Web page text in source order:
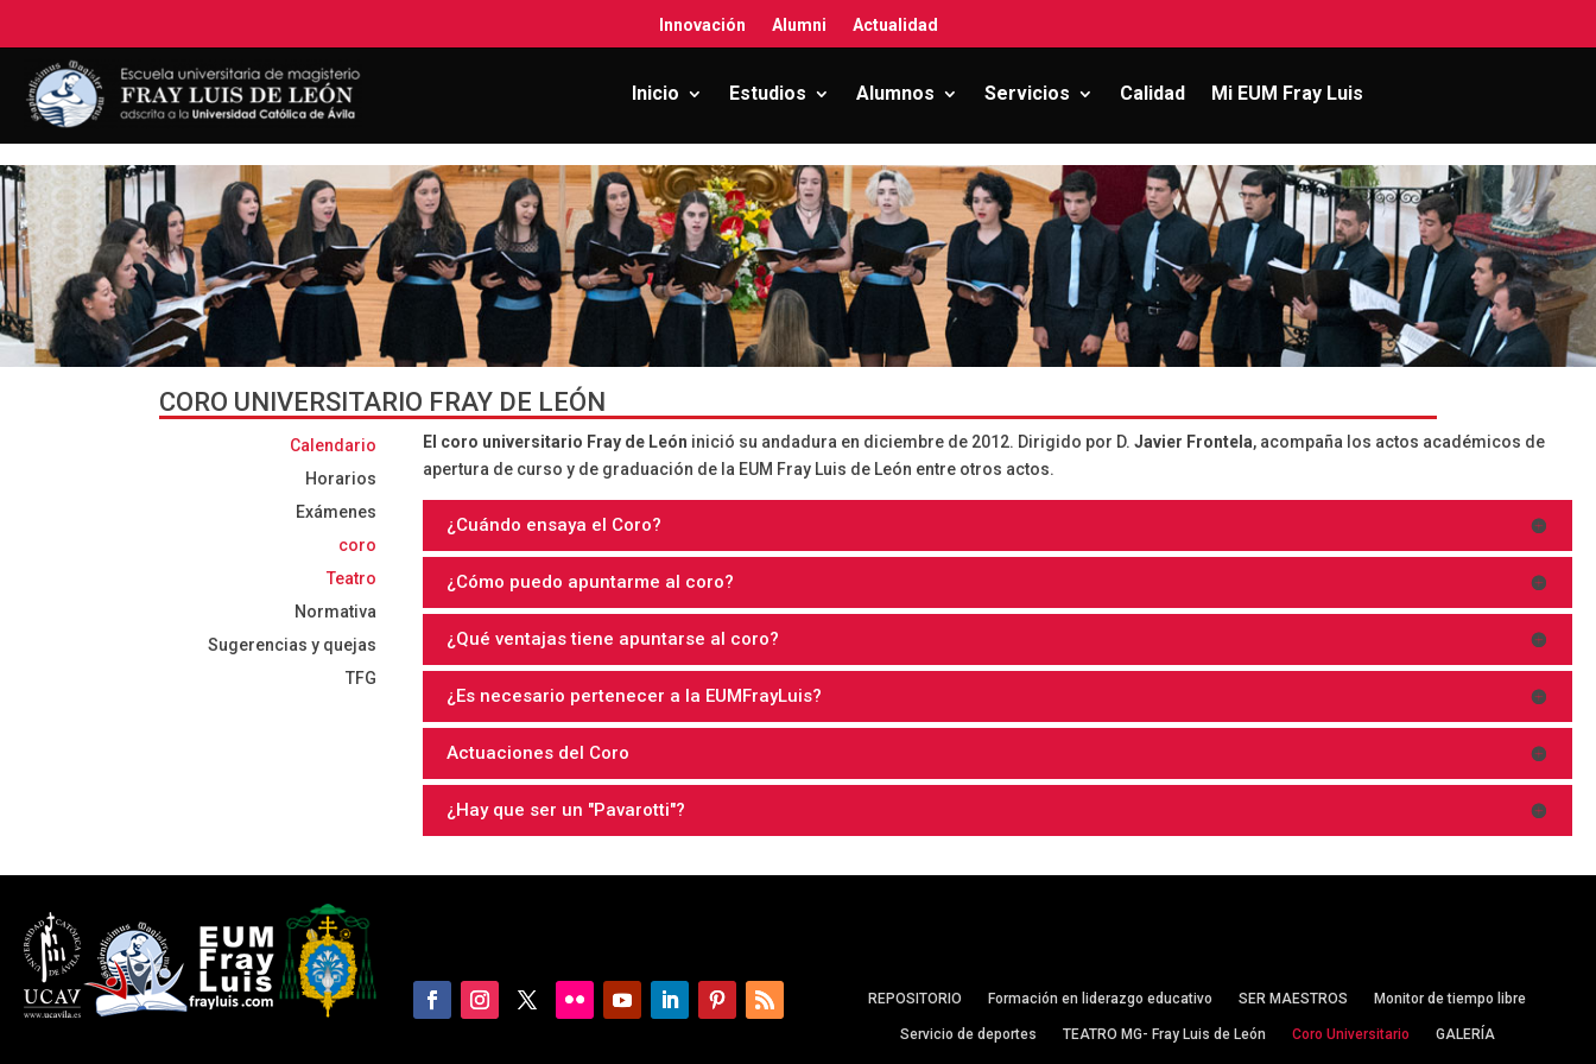
Innovación Alumni Actualidad
Inicio Estudios Alumnos Servicios Calidad Mi EUM Fray Luis
CORO UNIVERSITARIO FRAY DE LEÓN
Calendario
Horarios
Exámenes
coro
Teatro
Normativa
Sugerencias y quejas
TFG
El coro universitario Fray de León inició su andadura en diciembre de 2012. Dirigido por D. Javier Frontela, acompaña los actos académicos de
apertura de curso y de graduación de la EUM Fray Luis de León entre otros actos.
¿Cuándo ensaya el Coro?
¿Cómo puedo apuntarme al coro?
¿Qué ventajas tiene apuntarse al coro?
¿Es necesario pertenecer a la EUMFrayLuis?
Actuaciones del Coro
¿Hay que ser un "Pavarotti"?
REPOSITORIO Formación en liderazgo educativo SER MAESTROS Monitor de tiempo libre
Servicio de deportes TEATRO MG- Fray Luis de León Coro Universitario GALERÍA